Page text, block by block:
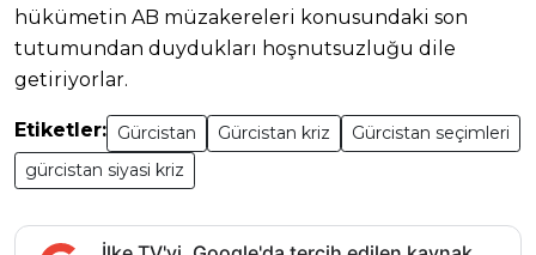
hükümetin AB müzakereleri konusundaki son
tutumundan duydukları hoşnutsuzluğu dile
getiriyorlar.
Etiketler: Gürcistan Gürcistan kriz
Gürcistan seçimleri
gürcistan siyasi kriz